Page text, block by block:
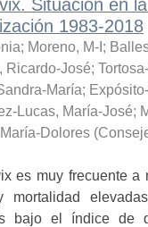
Situación en
1983-2018
; Moreno, M-I ;
Ricardo-José;
María;
Lucas, María-José;
Dolores (
es muy frecuente a
mortalidad
bajo el índice de